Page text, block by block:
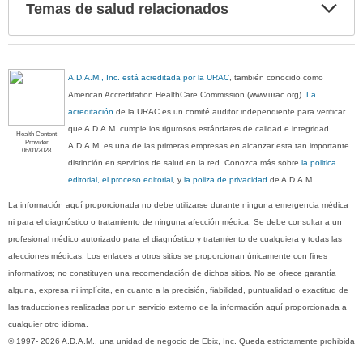
Temas de salud relacionados
Health Content
Provider
06/01/2028
A.D.A.M., Inc. está acreditada por la URAC, también conocido como
American Accreditation HealthCare Commission (www.urac.org). La
acreditación de la URAC es un comité auditor independiente para verificar
que A.D.A.M. cumple los rigurosos estándares de calidad e integridad.
A.D.A.M. es una de las primeras empresas en alcanzar esta tan importante
distinción en servicios de salud en la red. Conozca más sobre la politica
editorial, el proceso editorial , y la poliza de privacidad de A.D.A.M.
La información aquí proporcionada no debe utilizarse durante ninguna emergencia médica
ni para el diagnóstico o tratamiento de ninguna afección médica. Se debe consultar a un
profesional médico autorizado para el diagnóstico y tratamiento de cualquiera y todas las
afecciones médicas. Los enlaces a otros sitios se proporcionan únicamente con fines
informativos; no constituyen una recomendación de dichos sitios. No se ofrece garantía
alguna, expresa ni implícita, en cuanto a la precisión, fiabilidad, puntualidad o exactitud de
las traducciones realizadas por un servicio externo de la información aquí proporcionada a
cualquier otro idioma.
© 1997- 2026 A.D.A.M., una unidad de negocio de Ebix, Inc. Queda estrictamente prohibida